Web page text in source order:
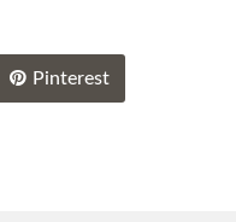
Pinterest